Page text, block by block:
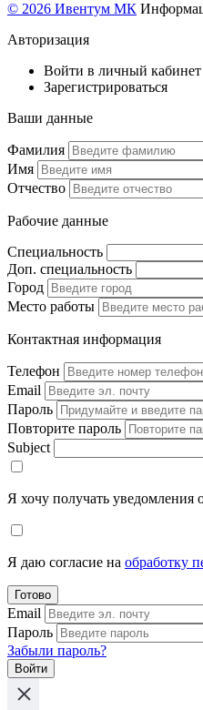
© 2026 Ивентум МК
Авторизация
Войти в личный кабинет
Зарегистрироваться
Ваши данные
Фамилия
Имя
Отчество
Рабочие данные
Специальность
Доп. специальность
Город
Место работы
Контактная информация
Телефон
Email
Пароль
Повторите пароль
Subject
Я хочу получать уведомления
Я даю согласие на обработку
Готово
Email
Пароль
Забыли пароль?
Войти